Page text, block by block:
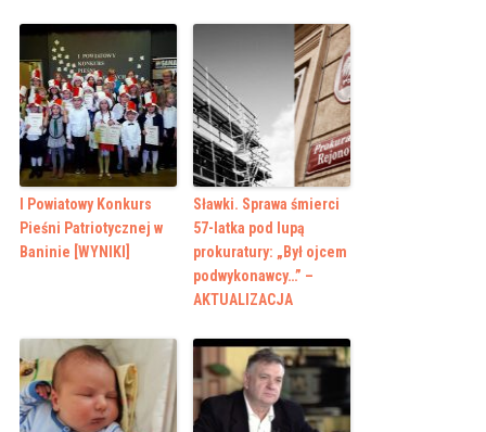
I Powiatowy Konkurs
Pieśni Patriotycznej w
Baninie [WYNIKI]
Sławki. Sprawa śmierci
57-latka pod lupą
prokuratury: „Był ojcem
podwykonawcy…” –
AKTUALIZACJA